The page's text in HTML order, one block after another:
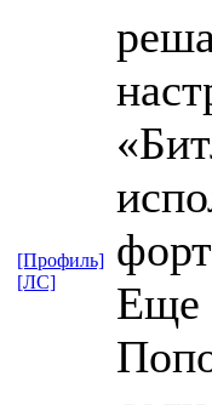
Еще
[Профиль]
[ЛС]